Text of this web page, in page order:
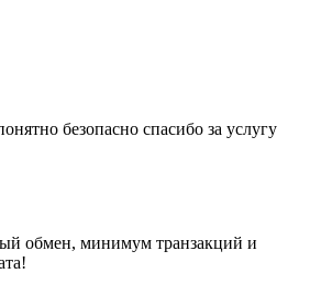
безопасно спасибо за услугу
обмен, минимум транзакций и